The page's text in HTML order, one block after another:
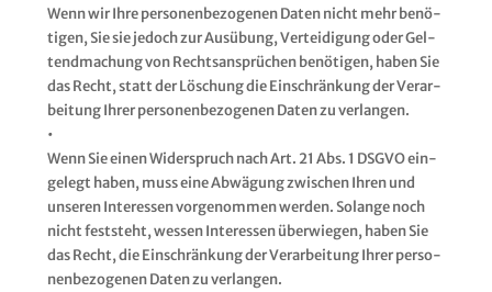
Wenn wir Ihre per­so­nen­be­zo­ge­nen Daten nicht mehr benö­
ti­gen, Sie sie jedoch zur Aus­übung, Ver­tei­di­gung oder Gel­
tend­ma­chung von Rechts­an­sprü­chen benö­ti­gen, haben Sie
das Recht, statt der Löschung die Ein­schrän­kung der Ver­ar­
bei­tung Ihrer per­so­nen­be­zo­ge­nen Daten zu ver­lan­gen.
•
Wenn Sie einen Wider­spruch nach Art. 21 Abs. 1 DSGVO ein­
ge­legt haben, muss eine Abwä­gung zwi­schen Ihren und
unse­ren Inter­es­sen vor­ge­nom­men wer­den. Solan­ge noch
nicht fest­steht, wes­sen Inter­es­sen über­wie­gen, haben Sie
das Recht, die Ein­schrän­kung der Ver­ar­bei­tung Ihrer per­so­
nen­be­zo­ge­nen Daten zu ver­lan­gen.